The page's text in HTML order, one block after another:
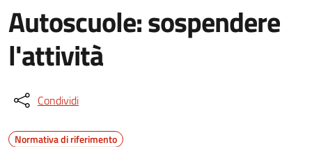
Autoscuole: sospendere
l'attività
Condividi
Normativa di riferimento